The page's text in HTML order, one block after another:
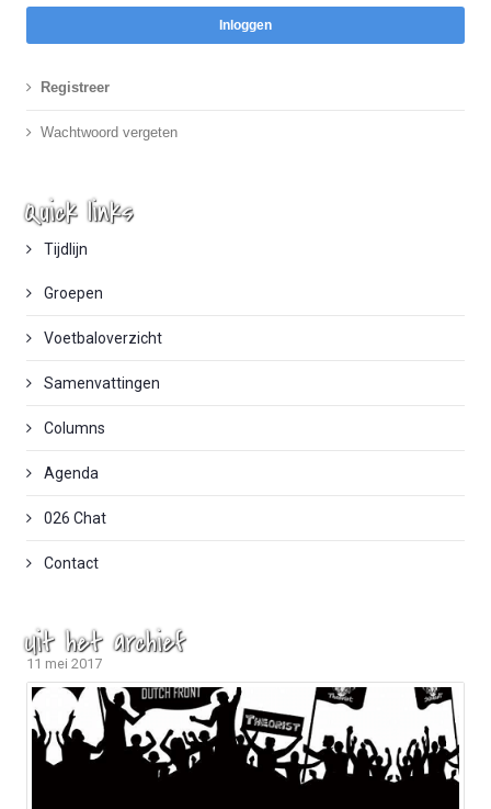
Inloggen
Registreer
Wachtwoord vergeten
Quick links
Tijdlijn
Groepen
Voetbaloverzicht
Samenvattingen
Columns
Agenda
026 Chat
Contact
Uit het archief
11 mei 2017